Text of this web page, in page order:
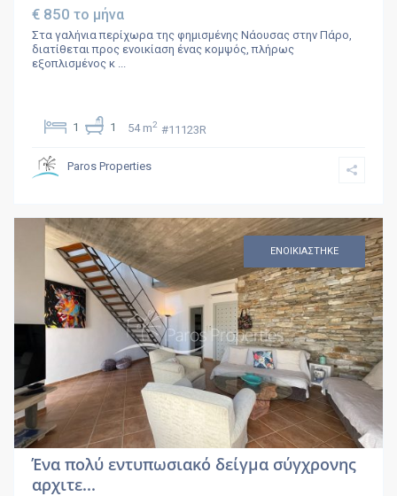
€ 850το μήνα
Στα γαλήνια περίχωρα της φημισμένης Νάουσας στην Πάρο,
διατίθεται προς ενοικίαση ένας κομψός, πλήρως
εξοπλισμένος κ ...
1 1 54 m2 #11123R
Paros Properties
ΕΝΟΙΚΙΑΣΤΗΚΕ
Ένα πολύ εντυπωσιακό δείγμα σύγχρονης
αρχιτε...